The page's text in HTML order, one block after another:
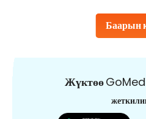
Баарын
Жүктөө